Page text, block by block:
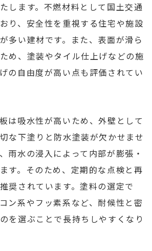
します。不燃材料として国土交通
り、安全性を重視する住宅や施設
多い建材です。また、表面が滑ら
め、塗装やタイル仕上げなどの施
の自由度が高い点も評価されてい
は吸水性が高いため、外壁として
な下塗りと防水塗装が欠かせませ
雨水の浸入によって内部が膨張・
す。そのため、定期的な点検と再
奨されています。塗料の選定で
ン系やフッ素系など、耐候性と密
を選ぶことで長持ちしやすくなり